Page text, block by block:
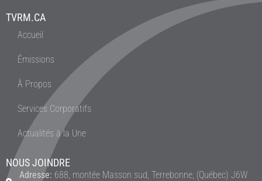
TVRM.CA
Accueil
Émissions
À Propos
Services Corporatifs
Actualités à la Une
NOUS JOINDRE
Adresse: 688, montée Masson sud, Terrebonne, (Québec) J6W